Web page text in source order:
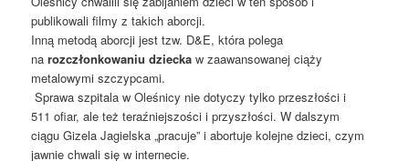
publikowali filmy z takich aborcji.
Inną metodą aborcji jest tzw. D&E, która polega
narozczłonkowaniu dziecka w zaawansowanej ciąży
metalowymi szczypcami.
Sprawa szpitala w Oleśnicy nie dotyczy tylko przeszłości i
511 ofiar, ale też teraźniejszości i przyszłości. W dalszym
ciągu Gizela Jagielska „pracuje” i abortuje kolejne dzieci, czym
jawnie chwali się w internecie.